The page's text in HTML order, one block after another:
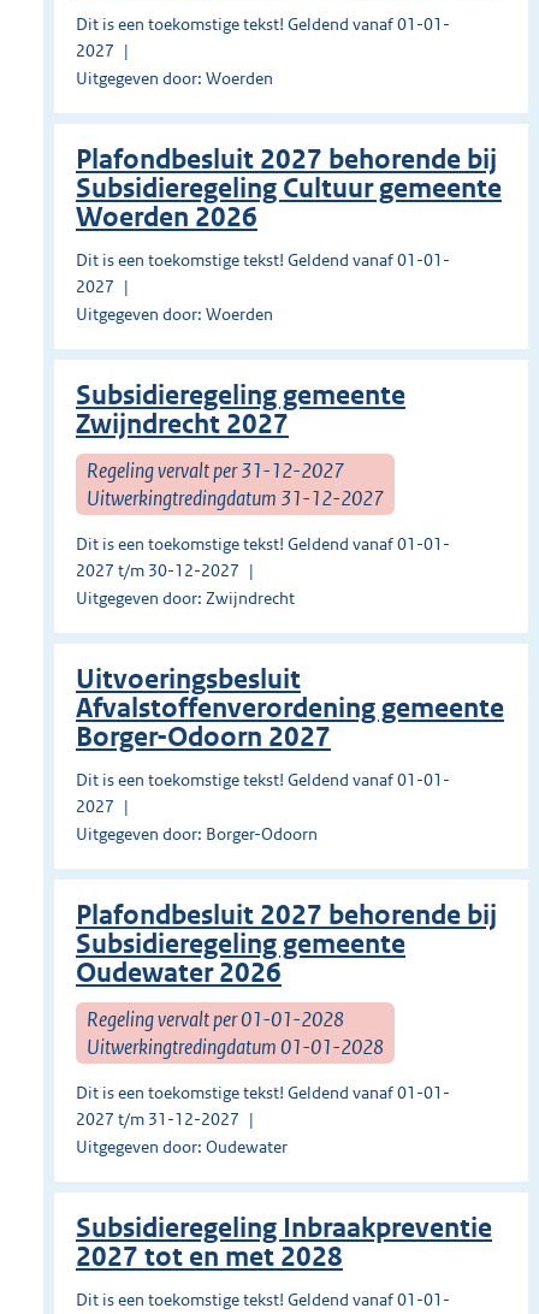
Dit is een toekomstige tekst! Geldend vanaf 01-01-
2027
Uitgegeven door: Woerden
Plafondbesluit 2027 behorende bij
Subsidieregeling Cultuur gemeente
Woerden 2026
Dit is een toekomstige tekst! Geldend vanaf 01-01-
2027
Uitgegeven door: Woerden
Subsidieregeling gemeente
Zwijndrecht 2027
Regeling vervalt per 31-12-2027
Uitwerkingtredingdatum 31-12-2027
Dit is een toekomstige tekst! Geldend vanaf 01-01-
2027 t/m 30-12-2027
Uitgegeven door: Zwijndrecht
Uitvoeringsbesluit
Afvalstoffenverordening gemeente
Borger-Odoorn 2027
Dit is een toekomstige tekst! Geldend vanaf 01-01-
2027
Uitgegeven door: Borger-Odoorn
Plafondbesluit 2027 behorende bij
Subsidieregeling gemeente
Oudewater 2026
Regeling vervalt per 01-01-2028
Uitwerkingtredingdatum 01-01-2028
Dit is een toekomstige tekst! Geldend vanaf 01-01-
2027 t/m 31-12-2027
Uitgegeven door: Oudewater
Subsidieregeling Inbraakpreventie
2027 tot en met 2028
Dit is een toekomstige tekst! Geldend vanaf 01-01-